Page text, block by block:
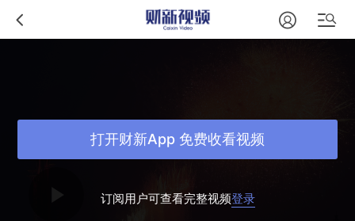
订阅用户可查看完整视频登录
打开财新App 免费收看视频